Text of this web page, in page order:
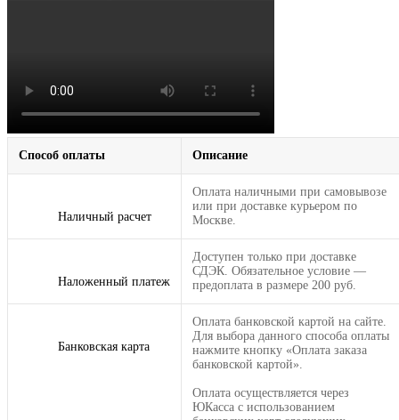
Способ оплаты Описание
Наличный расчет
Оплата наличными при самовывозе
или при доставке курьером по
Москве.
Наложенный платеж
Доступен только при доставке
СДЭК. Обязательное условие —
предоплата в размере 200 руб.
Банковская карта
Оплата банковской картой на сайте.
Для выбора данного способа оплаты
нажмите кнопку «Оплата заказа
банковской картой».
Оплата осуществляется через
ЮКасса с использованием